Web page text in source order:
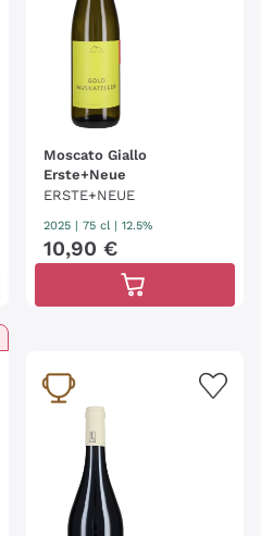
Moscato Giallo
Erste+Neue
ERSTE+NEUE
2025 | 75 cl | 12.5%
10,90 €